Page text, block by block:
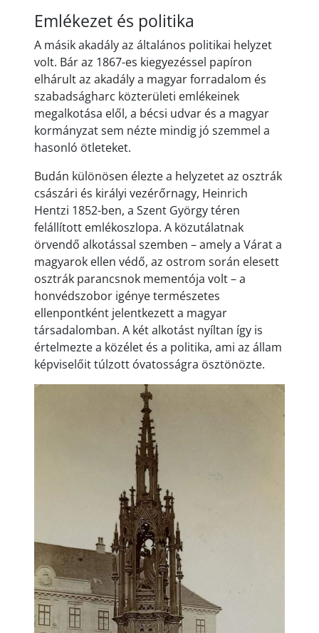
Emlékezet és politika
A másik akadály az általános politikai helyzet
volt. Bár az 1867-es kiegyezéssel papíron
elhárult az akadály a magyar forradalom és
szabadságharc közterületi emlékeinek
megalkotása elől, a bécsi udvar és a magyar
kormányzat sem nézte mindig jó szemmel a
hasonló ötleteket.
Budán különösen élezte a helyzetet az osztrák
császári és királyi vezérőrnagy, Heinrich
Hentzi 1852-ben, a Szent György téren
felállított emlékoszlopa. A közutálatnak
örvendő alkotással szemben – amely a Várat a
magyarok ellen védő, az ostrom során elesett
osztrák parancsnok mementója volt – a
honvédszobor igénye természetes
ellenpontként jelentkezett a magyar
társadalomban. A két alkotást nyíltan így is
értelmezte a közélet és a politika, ami az állam
képviselőit túlzott óvatosságra ösztönözte.